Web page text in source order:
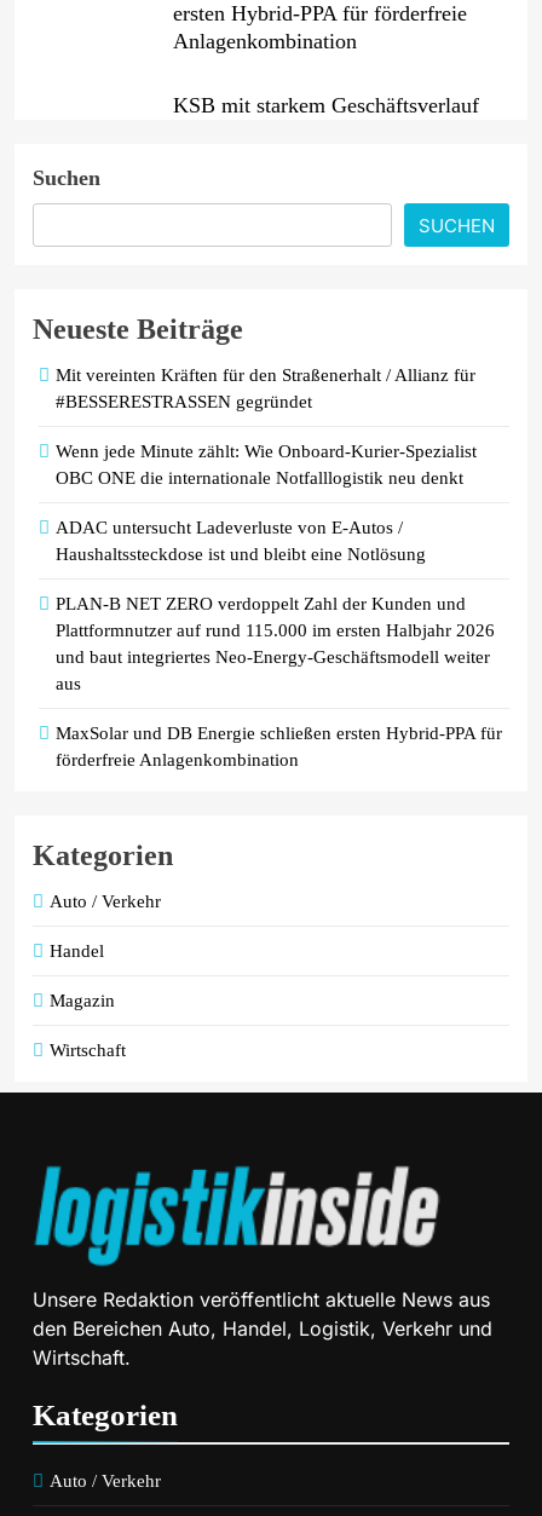
ersten Hybrid-PPA für förderfreie
Anlagenkombination
KSB mit starkem Geschäftsverlauf
Intersolar-Trend 2026: Warum
Batteriespeicher zum wichtigsten
Suchen
SUCHEN
Neueste Beiträge
Mit vereinten Kräften für den Straßenerhalt / Allianz für
#BESSERESTRASSEN gegründet
Wenn jede Minute zählt: Wie Onboard-Kurier-Spezialist
OBC ONE die internationale Notfalllogistik neu denkt
ADAC untersucht Ladeverluste von E-Autos /
Haushaltssteckdose ist und bleibt eine Notlösung
PLAN-B NET ZERO verdoppelt Zahl der Kunden und
Plattformnutzer auf rund 115.000 im ersten Halbjahr 2026
und baut integriertes Neo-Energy-Geschäftsmodell weiter
aus
MaxSolar und DB Energie schließen ersten Hybrid-PPA für
förderfreie Anlagenkombination
Kategorien
Auto / Verkehr
Handel
Magazin
Wirtschaft
Unsere Redaktion veröffentlicht aktuelle News aus
den Bereichen Auto, Handel, Logistik, Verkehr und
Wirtschaft.
Kategorien
Auto / Verkehr